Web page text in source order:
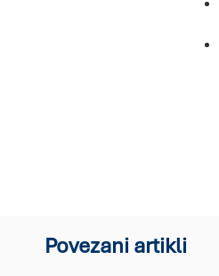
Povezani artikli